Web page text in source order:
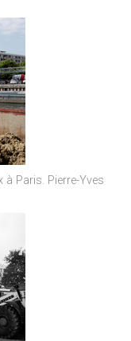
à Paris. Pierre-Yves